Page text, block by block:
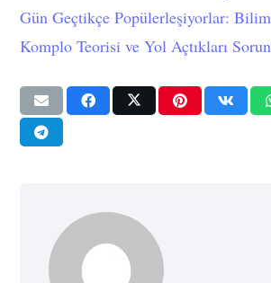
Gün Geçtikçe Popülerleşiyorlar: Bilim
Komplo Teorisi ve Yol Açtıkları